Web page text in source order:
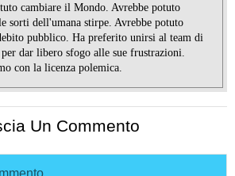
cambiare il Mondo. Avrebbe potuto
sorti dell'umana stirpe. Avrebbe potuto
pubblico. Ha preferito unirsi al team di
per dar libero sfogo alle sue frustrazioni.
con la licenza polemica.
Un Commento